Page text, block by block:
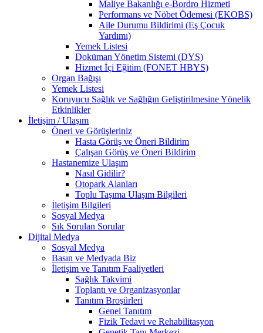
Maliye Bakanlığı e-Bordro Hizmeti
Performans ve Nöbet Ödemesi (EKOBS)
Aile Durumu Bildirimi (Eş Çocuk
Yardımı)
Yemek Listesi
Doküman Yönetim Sistemi (DYS)
Hizmet İçi Eğitim (FONET HBYS)
Organ Bağışı
Yemek Listesi
Koruyucu Sağlık ve Sağlığın Geliştirilmesine Yönelik
Etkinlikler
İletişim / Ulaşım
Öneri ve Görüşleriniz
Hasta Görüş ve Öneri Bildirim
Çalışan Görüş ve Öneri Bildirim
Hastanemize Ulaşım
Nasıl Gidilir?
Otopark Alanları
Toplu Taşıma Ulaşım Bilgileri
İletişim Bilgileri
Sosyal Medya
Sık Sorulan Sorular
Dijital Medya
Sosyal Medya
Basın ve Medyada Biz
İletişim ve Tanıtım Faaliyetleri
Sağlık Takvimi
Toplantı ve Organizasyonlar
Tanıtım Broşürleri
Genel Tanıtım
Fizik Tedavi ve Rehabilitasyon